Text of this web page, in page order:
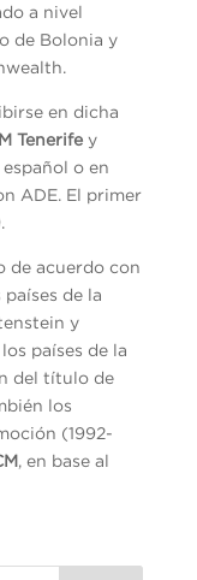
a nivel
de Bolonia y
en dicha
Tenerifey
o en
ADE. El primer
de acuerdo con
de la
y
países de la
del título de
los
(1992-
, en base al